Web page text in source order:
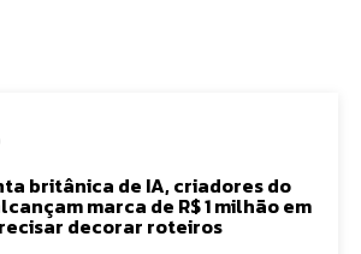
britânica de IA, criadores do
marca de R$ 1 milhão em
decorar roteiros